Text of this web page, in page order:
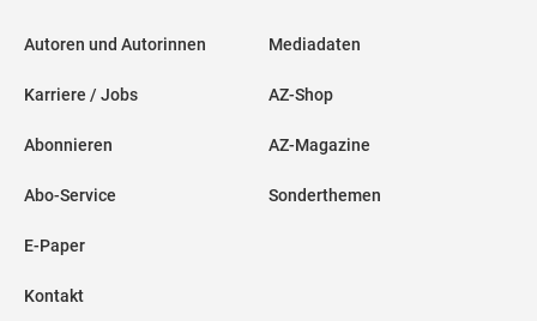
Autoren und Autorinnen
Karriere / Jobs
Abonnieren
Abo-Service
E-Paper
Kontakt
Mediadaten
AZ-Shop
AZ-Magazine
Sonderthemen